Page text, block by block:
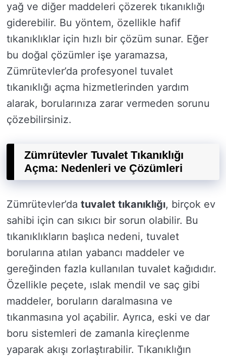
yağ ve diğer maddeleri çözerek tıkanıklığı
giderebilir. Bu yöntem, özellikle hafif
tıkanıklıklar için hızlı bir çözüm sunar. Eğer
bu doğal çözümler işe yaramazsa,
Zümrütevler’da profesyonel tuvalet
tıkanıklığı açma hizmetlerinden yardım
alarak, borularınıza zarar vermeden sorunu
çözebilirsiniz.
Zümrütevler Tuvalet Tıkanıklığı
Açma: Nedenleri ve Çözümleri
Zümrütevler’da tuvalet tıkanıklığı, birçok ev
sahibi için can sıkıcı bir sorun olabilir. Bu
tıkanıklıkların başlıca nedeni, tuvalet
borularına atılan yabancı maddeler ve
gereğinden fazla kullanılan tuvalet kağıdıdır.
Özellikle peçete, ıslak mendil ve saç gibi
maddeler, boruların daralmasına ve
tıkanmasına yol açabilir. Ayrıca, eski ve dar
boru sistemleri de zamanla kireçlenme
yaparak akışı zorlaştırabilir. Tıkanıklığın